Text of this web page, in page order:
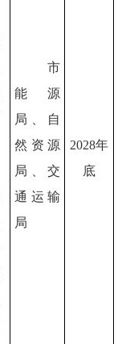
市
能源
局、自
然资源
局、交
通运输
局
2028年
底